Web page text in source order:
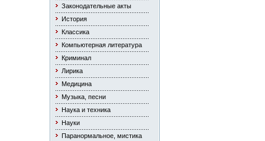
Законодательные акты
История
Классика
Компьютерная литература
Криминал
Лирика
Медицина
Музыка, песни
Наука и техника
Науки
Паранормальное, мистика